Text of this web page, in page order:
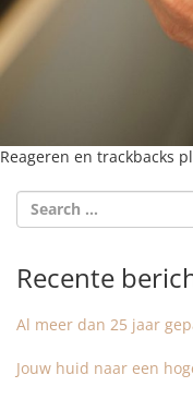
Reageren en trackbacks
Recente
Al meer dan 25 jaar
Jouw huid naar een